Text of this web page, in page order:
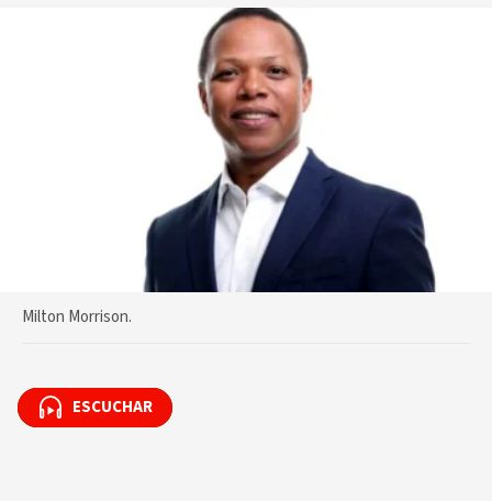
Milton Morrison.
ESCUCHAR
ESCUCHAR